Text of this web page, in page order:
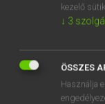
snatcher
snatch up
kezelő sütik.
↓ 3
ÖSSZES
Használja